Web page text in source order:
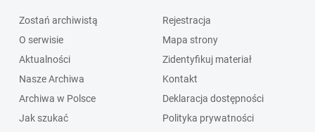
Zostań archiwistą
O serwisie
Aktualności
Nasze Archiwa
Archiwa w Polsce
Jak szukać
Rejestracja
Mapa strony
Zidentyfikuj materiał
Kontakt
Deklaracja dostępności
Polityka prywatności